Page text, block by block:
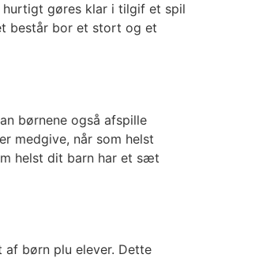
gøres klar i tilgif et spil
består bor et stort og et
børnene også afspille
medgive, når som helst
helst dit barn har et sæt
børn plu elever. Dette